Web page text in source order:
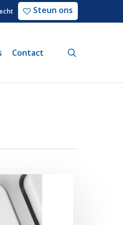
Steun ons
Contact